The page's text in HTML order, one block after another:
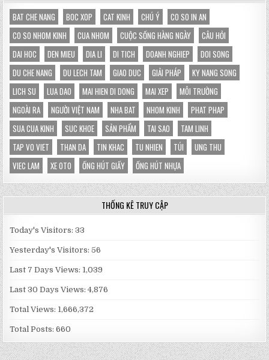
LỘC
BỊ
CHẶN
ĐỨNG
HOÀN
TOÀN
BAT CHE NANG BOC XOP CAT KINH CHÚ Ý
CO SO IN AN
CO SO NHOM KINH
CUA NHOM CUỘC SỐNG HÀNG NGÀY
CÂU HỎI
DAI HOC
DEN MIEU DIA LI DI TICH DOANH NGHIEP
DOI SONG
DU CHE NANG
DU LECH TAM GIAO DUC GIẢI PHÁP
KY NANG SONG
LICH SU
LUA DAO MAI HIEN DI DONG MAI XEP
MÔI TRƯỜNG
NGOÀI RA
NGƯỜI VIỆT NAM NHA BAT NHOM KINH
PHAT PHAP
SUA CUA KINH
SUC KHOE SẢN PHẨM TAI SAO
TAM LINH
TAP VO VIET
THAN DA TIN KHAC TU NHIEN TÚI
UNG THU
VIEC LAM
XE OTO ỐNG HÚT GIẤY ỐNG HÚT NHỰA
THỐNG KÊ TRUY CẬP
Today's Visitors:33
Yesterday's Visitors:56
Last 7 Days Views: 1,039
Last 30 Days Views:4,876
Total Views: 1,666,372
Total Posts:660